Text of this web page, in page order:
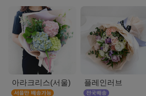
아라크리스(서울) 플레인러브